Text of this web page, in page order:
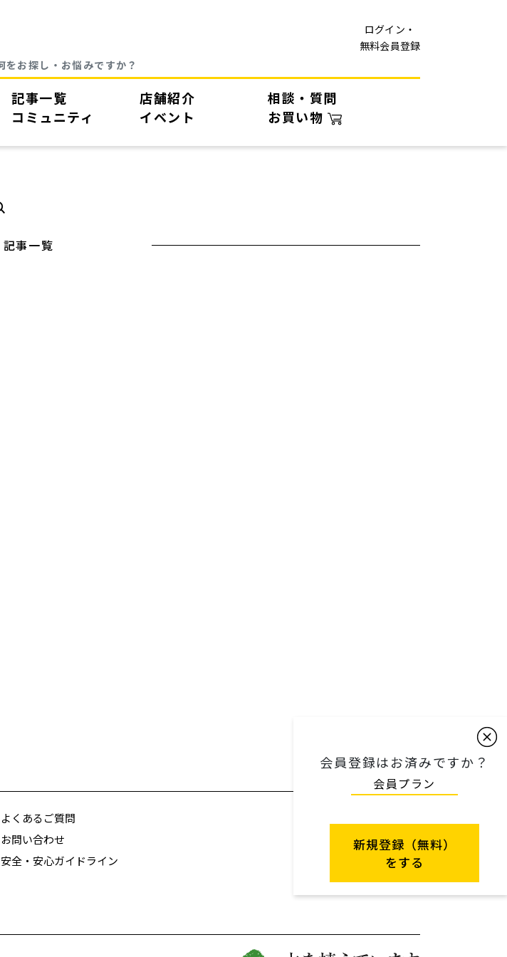
ログイン・
無料会員登録
記事一覧 店舗紹介
相談・質問
コミュニティ イベント お買い物
記事一覧
会員登録はお済みですか？
会員プラン
新規登録（無料）
をする
よくあるご質問
お問い合わせ
安全・安心ガイドライン